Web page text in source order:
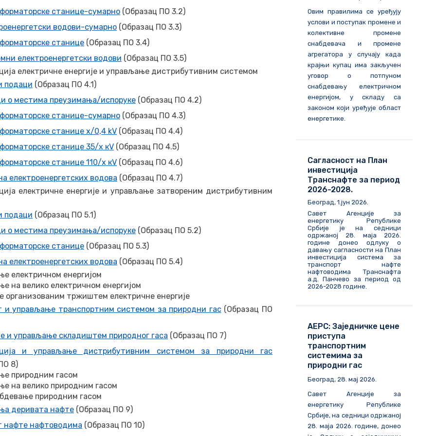
станице-сумарно (Образац ПО 3.2)
водови-сумарно (Образац ПО 3.3)
станице (Образац ПО 3.4)
електроенергетски водови (Образац ПО 3.5)
електричне енергије и управљање дистрибутивним системом
подаци (Образац ПО 4.1)
о местима преузимања/испоруке (Образац ПО 4.2)
станице-сумарно (Образац ПО 4.3)
станице x/0,4 kV (Образац ПО 4.4)
станице 35/x кV (Образац ПО 4.5)
станице 110/x кV (Образац ПО 4.6)
електроенергетских водова (Образац ПО 4.7)
електричне енергије и управљање затвореним дистрибутивним
подаци (Образац ПО 5.1)
о местима преузимања/испоруке (Образац ПО 5.2)
станице (Образац ПО 5.3)
електроенергетских водова (Образац ПО 5.4)
електричном енергијом
на велико електричном енергијом
организованим тржиштем електричне енергије
и управљање транспортним системом за природни гас(Образац ПО
и управљање складиштем природног гаса (Образац ПО 7)
и управљање дистрибутивним системом за природни гас
8)
природним гасом
на велико природним гасом
природним гасом
деривата нафте (Образац ПО 9)
нафте нафтоводима (Образац ПО 10)
Овим правилима се уређују
услови и поступак промене и
колективне промене
снабдевача и промене
агрегатора у случају када
крајњи купац има закључен
уговор о потпуном
снабдевању електричном
енергијом, у складу са
законом који уређује област
енергетике.
Сагласност на План
инвестиција
Транснафте за период
2026-2028.
Београд, 1.јун 2026.
Савет Агенције за
енергетику Републике
Србије је на седници
одржаној 28. маја 2026.
године донео одлуку о
давању сагласности на План
инвестиција система за
транспорт нафте
нафтоводима Транснафта
а.д. Панчево за период од
2026-2028 године.
АЕРС: Заједничке цене
приступа
транспортним
системима за
природни гас
Београд, 28. мај 2026.
Савет Агенције за
енергетику Републике
Србије, на седници одржаној
28. маја 2026. године, донео